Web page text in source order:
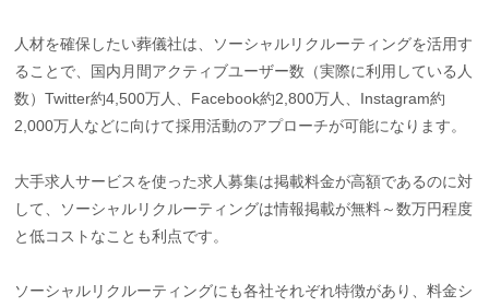
人材を確保したい葬儀社は、ソーシャルリクルーティングを活用す
ることで、国内月間アクティブユーザー数（実際に利用している人
数）Twitter約4,500万人、Facebook約2,800万人、Instagram約
2,000万人などに向けて採用活動のアプローチが可能になります。
大手求人サービスを使った求人募集は掲載料金が高額であるのに対
して、ソーシャルリクルーティングは情報掲載が無料～数万円程度
と低コストなことも利点です。
ソーシャルリクルーティングにも各社それぞれ特徴があり、料金シ